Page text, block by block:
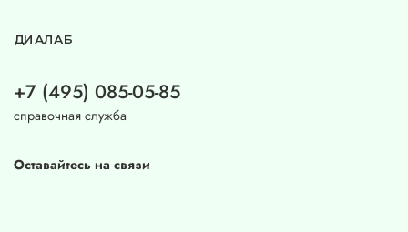
ДИАЛАБ
+7 (495) 085-05-85
справочная служба
Оставайтесь на связи